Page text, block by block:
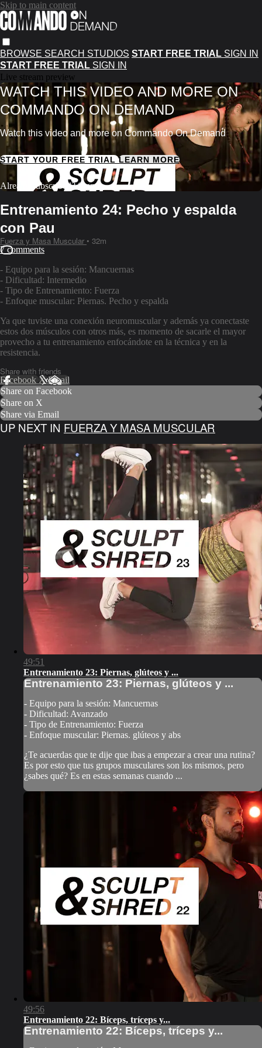
Skip to main content
BROWSE SEARCH STUDIOS START FREE TRIAL SIGN IN
START FREE TRIAL SIGN IN
Live stream preview
WATCH THIS VIDEO AND MORE ON
COMMANDO ON DEMAND
Watch this video and more on Commando On Demand
START YOUR FREE TRIALLEARN MORE
Already subscribed?Sign in
Entrenamiento 24: Pecho y espalda
con Pau
Fuerza y Masa Muscular • 32m
7 comments
- Equipo para la sesión: Mancuernas
- Dificultad: Intermedio
- Tipo de Entrenamiento: Fuerza
- Enfoque muscular: Piernas. Pecho y espalda
Ya que tuviste una conexión neuromuscular y además ya conectaste
estos dos músculos con otros más, es momento de sacarle el mayor
provecho a tu entrenamiento enfocándote en la técnica y en la
resistencia.
Share with friends
Facebook XEmail
Share on Facebook
Share on X
Share via Email
UP NEXT IN FUERZA Y MASA MUSCULAR
49:51
Entrenamiento 23: Piernas, glúteos y ...
Entrenamiento 23: Piernas, glúteos y ...
- Equipo para la sesión: Mancuernas
- Dificultad: Avanzado
- Tipo de Entrenamiento: Fuerza
- Enfoque muscular: Piernas. glúteos y abs
¿Te acuerdas que te dije que ibas a empezar a crear una rutina?
Es por esto que tus grupos musculares son los mismos, pero
¿sabes qué? Es en estas semanas cuando ...
49:56
Entrenamiento 22: Bíceps, tríceps y...
Entrenamiento 22: Bíceps, tríceps y...